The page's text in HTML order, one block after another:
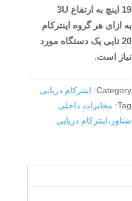
19 اینچ به ارتفاع 3U
به ازای هر گروه اینترکام
20 تایی یک دستگاه مورد
نیاز است.
Category: اینترکام دریایی
Tag: مخابرات داخلی
شناور،اینترکام دریایی